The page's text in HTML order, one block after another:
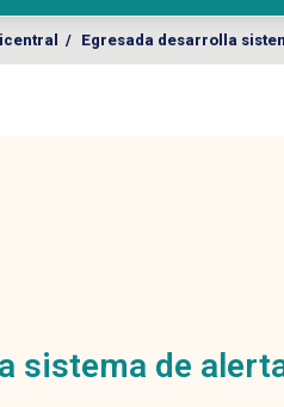
/ Egresada desarrolla
sistema de